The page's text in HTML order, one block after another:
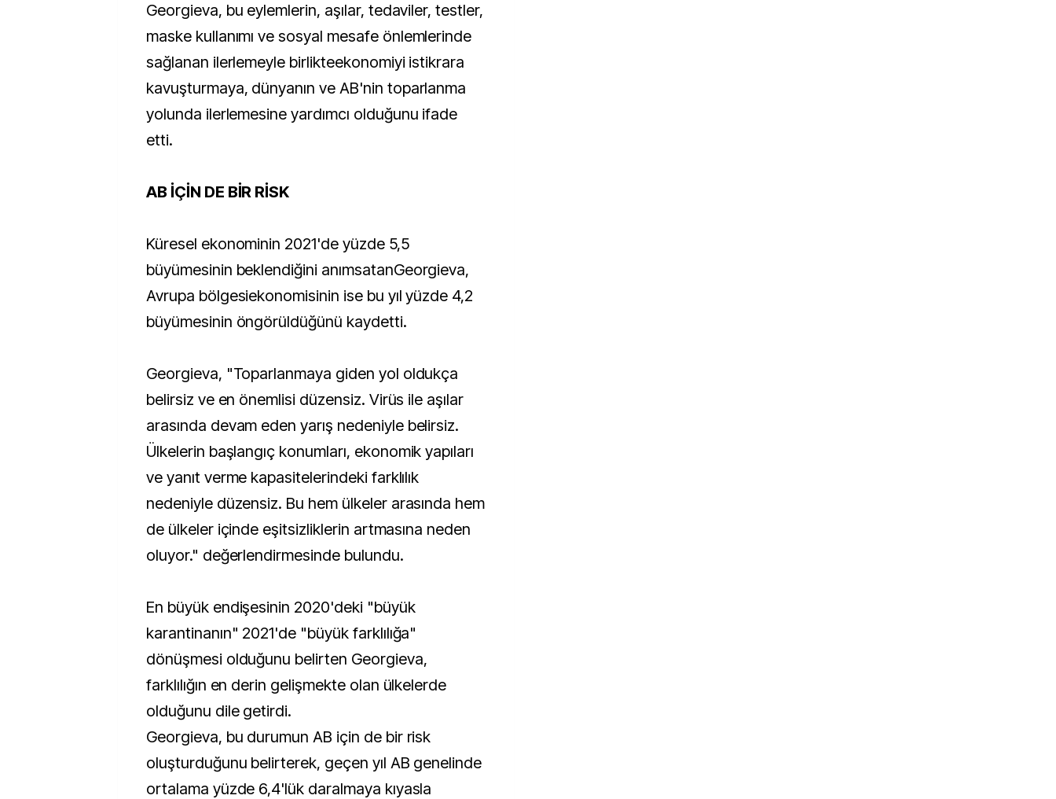
Georgieva, bu eylemlerin, aşılar, tedaviler, testler,
maske kullanımı ve sosyal mesafe önlemlerinde
sağlanan ilerlemeyle birlikteekonomiyi istikrara
kavuşturmaya, dünyanın ve AB'nin toparlanma
yolunda ilerlemesine yardımcı olduğunu ifade
etti.
AB İÇİN DE BİR RİSK
Küresel ekonominin 2021'de yüzde 5,5
büyümesinin beklendiğini anımsatanGeorgieva,
Avrupa bölgesiekonomisinin ise bu yıl yüzde 4,2
büyümesinin öngörüldüğünü kaydetti.
Georgieva, "Toparlanmaya giden yol oldukça
belirsiz ve en önemlisi düzensiz. Virüs ile aşılar
arasında devam eden yarış nedeniyle belirsiz.
Ülkelerin başlangıç konumları, ekonomik yapıları
ve yanıt verme kapasitelerindeki farklılık
nedeniyle düzensiz. Bu hem ülkeler arasında hem
de ülkeler içinde eşitsizliklerin artmasına neden
oluyor." değerlendirmesinde bulundu.
En büyük endişesinin 2020'deki "büyük
karantinanın" 2021'de "büyük farklılığa"
dönüşmesi olduğunu belirten Georgieva,
farklılığın en derin gelişmekte olan ülkelerde
olduğunu dile getirdi.
Georgieva, bu durumun AB için de bir risk
oluşturduğunu belirterek, geçen yıl AB genelinde
ortalama yüzde 6,4'lük daralmaya kıyasla